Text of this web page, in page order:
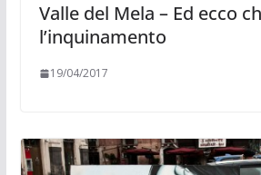
Valle del Mela – Ed ecco
l’inquinamento
19/04/2017